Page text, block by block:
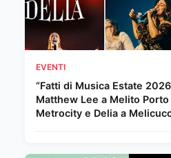
EVENTI
“Fatti di Musica Estate
Matthew Lee a Melito
Metrocity e Delia a